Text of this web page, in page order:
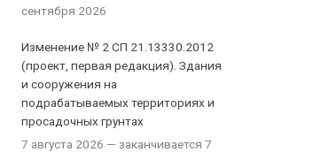
сентября 2026
Изменение № 2 СП 21.13330.2012
(проект, первая редакция). Здания
и сооружения на
подрабатываемых территориях и
просадочных грунтах
7 августа 2026 — заканчивается 7